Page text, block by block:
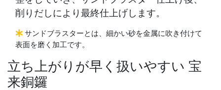
削りだしにより最終仕上げします。
サンドブラスターとは、細かい砂を金属に吹き付けて
表面を磨く加工です。
立ち上がりが早く扱いやすい 宝
来銅鑼